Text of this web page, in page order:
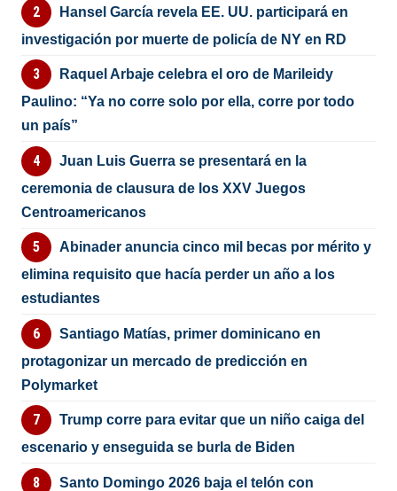
Hansel García revela EE. UU. participará en
investigación por muerte de policía de NY en RD
Raquel Arbaje celebra el oro de Marileidy
Paulino: “Ya no corre solo por ella, corre por todo
un país”
Juan Luis Guerra se presentará en la
ceremonia de clausura de los XXV Juegos
Centroamericanos
Abinader anuncia cinco mil becas por mérito y
elimina requisito que hacía perder un año a los
estudiantes
Santiago Matías, primer dominicano en
protagonizar un mercado de predicción en
Polymarket
Trump corre para evitar que un niño caiga del
escenario y enseguida se burla de Biden
Santo Domingo 2026 baja el telón con